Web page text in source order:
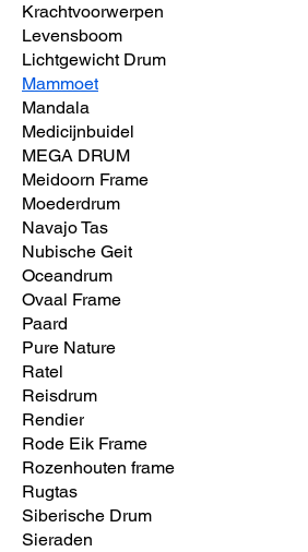
Krachtvoorwerpen
Levensboom
Lichtgewicht Drum
Mammoet
Mandala
Medicijnbuidel
MEGA DRUM
Meidoorn Frame
Moederdrum
Navajo Tas
Nubische Geit
Oceandrum
Ovaal Frame
Paard
Pure Nature
Ratel
Reisdrum
Rendier
Rode Eik Frame
Rozenhouten frame
Rugtas
Siberische Drum
Sieraden